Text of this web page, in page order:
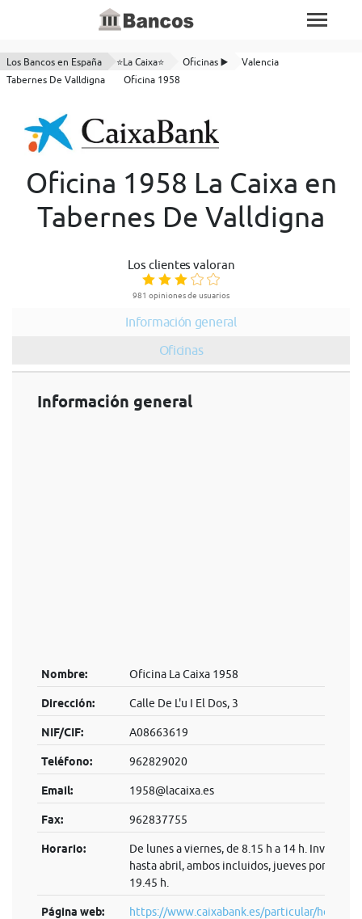
Los Bancos en España ⭐La Caixa⭐ Oficinas ▶️
Valencia
Tabernes De Valldigna
Oficina 1958
Oficina 1958 La Caixa en
Tabernes De Valldigna
Los clientes valoran
981 opiniones de usuarios
Información general
Oficinas
Información general
Nombre: Oficina La Caixa 1958
Dirección: Calle De L'u I El Dos, 3
NIF/CIF: A08663619
Teléfono: 962829020
Email: 1958@lacaixa.es
Fax: 962837755
Horario:
De lunes a viernes, de 8.15 h a 14 h. Invierno:
hasta abril, ambos incluidos, jueves por la
19.45 h.
Página web: https://www.caixabank.es/particular/home/